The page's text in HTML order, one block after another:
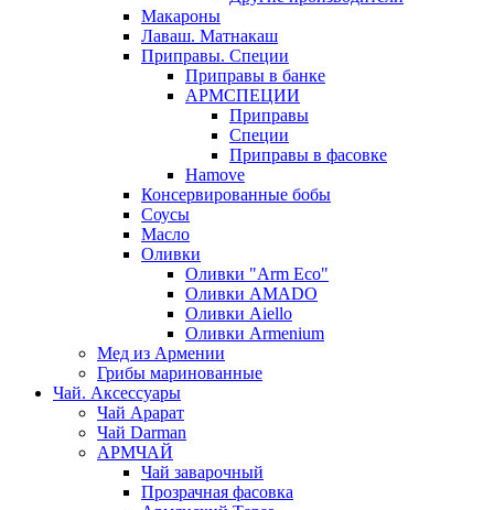
Макароны
Лаваш. Матнакаш
Приправы. Специи
Приправы в банке
АРМСПЕЦИИ
Приправы
Специи
Приправы в фасовке
Hamove
Консервированные бобы
Соусы
Масло
Оливки
Оливки "Arm Eco"
Оливки AMADO
Оливки Aiello
Оливки Armenium
Мед из Армении
Грибы маринованные
Чай. Аксессуары
Чай Арарат
Чай Darman
АРМЧАЙ
Чай заварочный
Прозрачная фасовка